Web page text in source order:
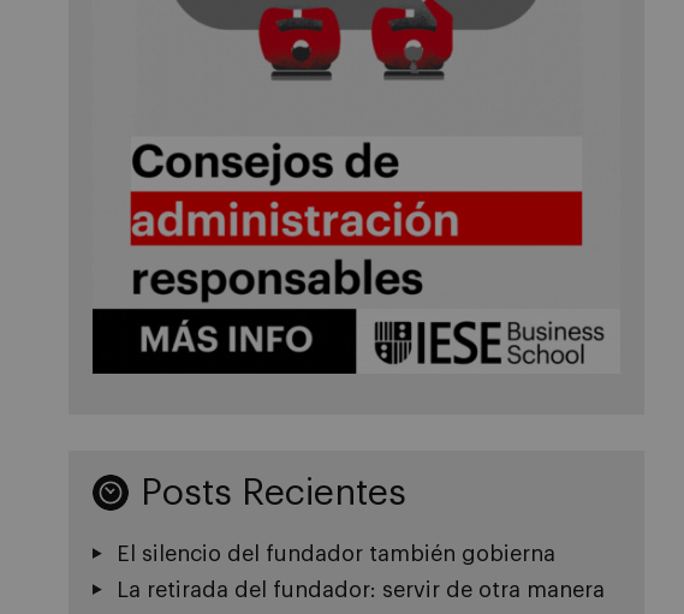
Posts Recientes
El silencio del fundador también gobierna
La retirada del fundador: servir de otra manera